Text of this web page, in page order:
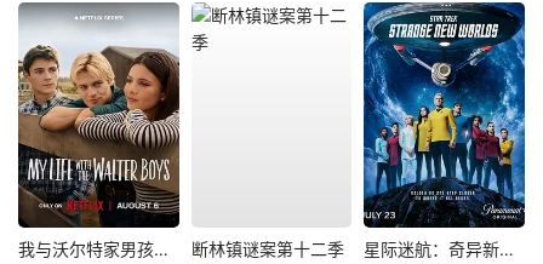
我与沃尔特家男孩的生活第三季 断林镇谜案第十二季 星际迷航：奇异新世界第四季